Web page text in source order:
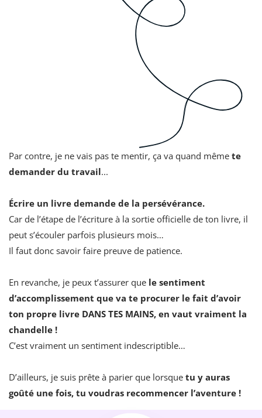
Par contre, je ne vais pas te mentir, ça va quand même te
demander du travail...
Écrire un livre demande de la persévérance.
Car de l’étape de l’écriture à la sortie officielle de ton livre, il
peut s’écouler parfois plusieurs mois…
Il faut donc savoir faire preuve de patience.
En revanche, je peux t’assurer que le sentiment
d’accomplissement que va te procurer le fait d’avoir
ton propre livre DANS TES MAINS, en vaut vraiment la
chandelle !
C’est vraiment un sentiment indescriptible…
D’ailleurs, je suis prête à parier que lorsque tu y auras
goûté une fois, tu voudras recommencer l’aventure !